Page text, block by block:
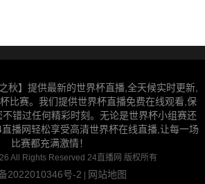
秋】提供最新的世界杯直播,全天候实时更新,
比赛。我们提供世界杯直播免费在线观看,保
错过任何精彩时刻。无论是世界杯小组赛还
播网轻松享受高清世界杯在线直播,让每一场
比赛都充满激情！
All Rights Reserved 24直播网 版权所有
2022010346号-2 | 网站地图